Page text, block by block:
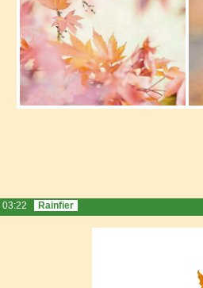
Rainfier